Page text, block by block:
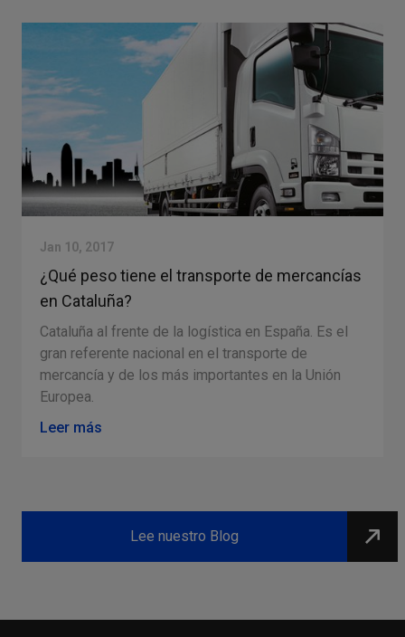
Jan 10, 2017
¿Qué peso tiene el transporte de mercancías
en Cataluña?
Cataluña al frente de la logística en España. Es el
gran referente nacional en el transporte de
mercancía y de los más importantes en la Unión
Europea.
Leer más
Lee nuestro Blog